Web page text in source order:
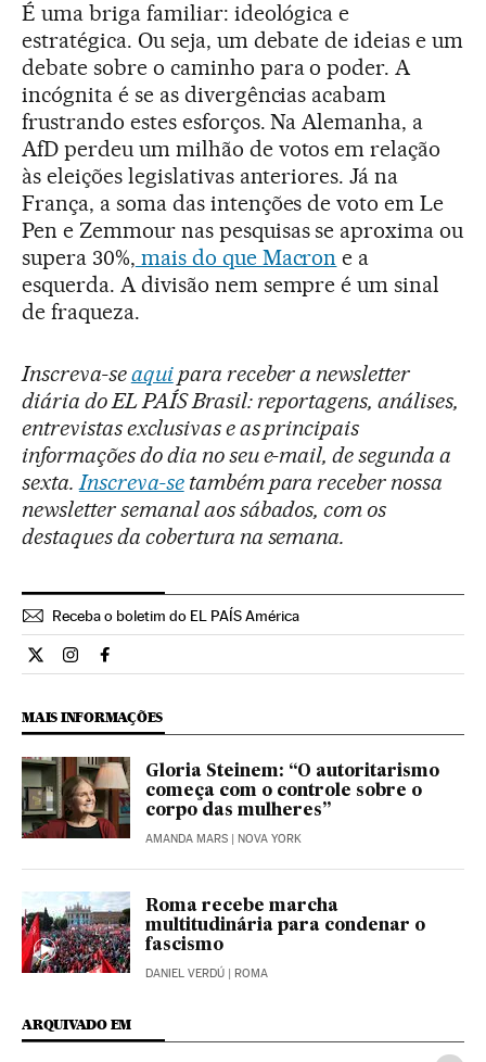
É uma briga familiar: ideológica e
estratégica. Ou seja, um debate de ideias e um
debate sobre o caminho para o poder. A
incógnita é se as divergências acabam
frustrando estes esforços. Na Alemanha, a
AfD perdeu um milhão de votos em relação
às eleições legislativas anteriores. Já na
França, a soma das intenções de voto em Le
Pen e Zemmour nas pesquisas se aproxima ou
supera 30%, mais do que Macron e a
esquerda. A divisão nem sempre é um sinal
de fraqueza.
Inscreva-seaquipara receber a newsletter
diária do EL PAÍS Brasil: reportagens, análises,
entrevistas exclusivas e as principais
informações do dia no seu e-mail, de segunda a
sexta.Inscreva-setambém para receber nossa
newsletter semanal aos sábados, com os
destaques da cobertura na semana.
Receba o boletim do EL PAÍS América
Internacional El País Brasil en Twitter
Internacional El País Brasil en Instagram
Internacional El País Brasil en Facebook
MAIS INFORMAÇÕES
Gloria Steinem: “O autoritarismo
começa com o controle sobre o
corpo das mulheres”
AMANDA MARS | NOVA YORK
Roma recebe marcha
multitudinária para condenar o
fascismo
DANIEL VERDÚ | ROMA
ARQUIVADO EM